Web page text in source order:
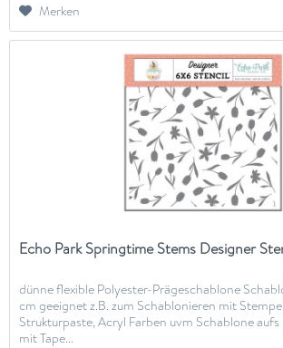
Merken
Echo Park Springtime Stems Designer
dünne flexible Polyester-Prägeschablone
cm geeignet z.B. zum Schablonieren mit
Strukturpaste, Acryl Farben uvm Schablone aufs
mit Tape...